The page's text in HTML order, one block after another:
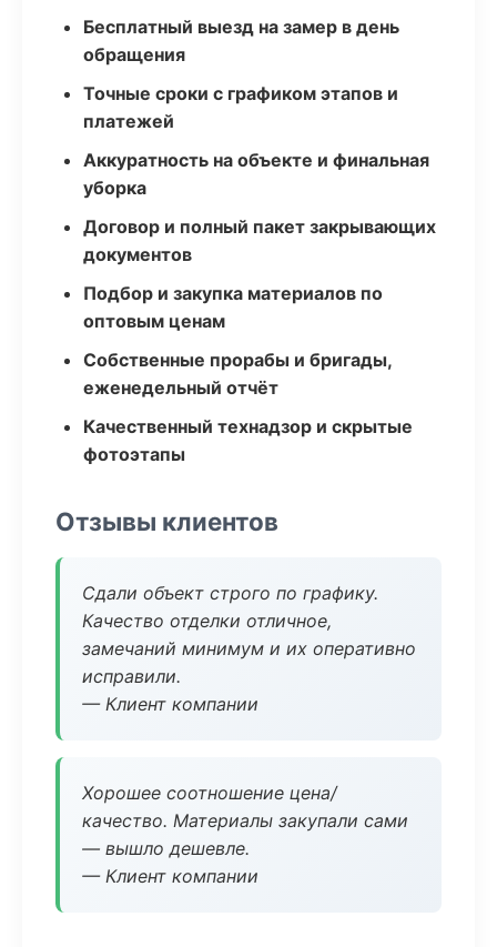
Бесплатный выезд на замер в день
обращения
Точные сроки с графиком этапов и
платежей
Аккуратность на объекте и финальная
уборка
Договор и полный пакет закрывающих
документов
Подбор и закупка материалов по
оптовым ценам
Собственные прорабы и бригады,
еженедельный отчёт
Качественный технадзор и скрытые
фотоэтапы
Отзывы клиентов
Сдали объект строго по графику.
Качество отделки отличное,
замечаний минимум и их оперативно
исправили.
— Клиент компании
Хорошее соотношение цена/
качество. Материалы закупали сами
— вышло дешевле.
— Клиент компании